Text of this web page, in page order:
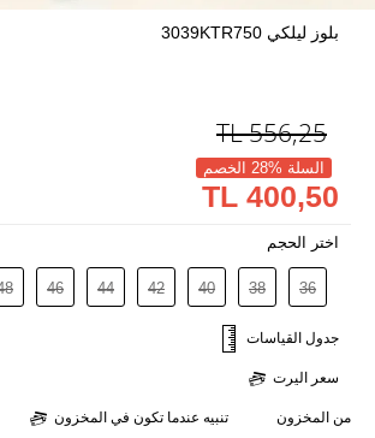
بلوز ليلكي 3039KTR750
556,25
TL
السلة %28 الخصم
400,50 TL
اختر الحجم
36
38
40
42
44
46
جدول القياسات
سعر اليرت
من المخزون تنبيه عندما تكون في المخزون